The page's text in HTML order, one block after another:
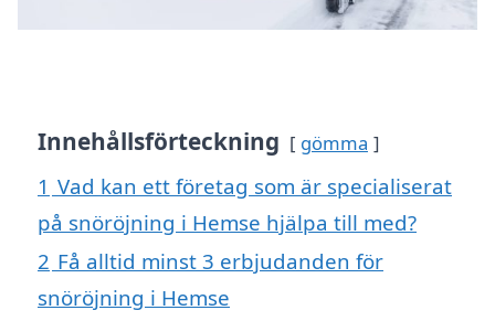
Innehållsförteckning gömma
1 Vad kan ett företag som är specialiserat
på snöröjning i Hemse hjälpa till med?
2 Få alltid minst 3 erbjudanden för
snöröjning i Hemse